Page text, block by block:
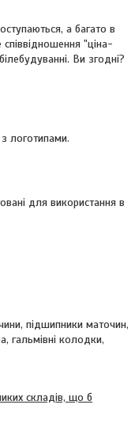
а багато в
"ціна-
Ви згодні?
логотипами.
для використання в
підшипники маточин,
гальмівні колодки,
складів, що б